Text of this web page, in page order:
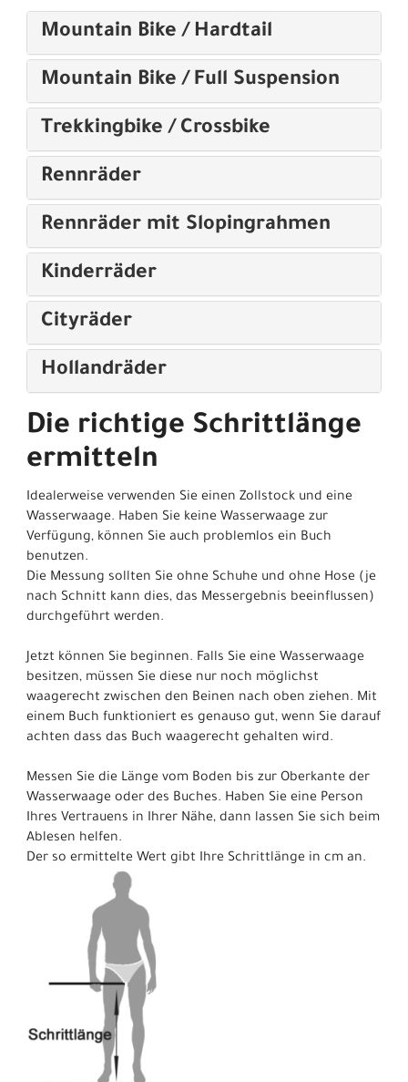
Mountain Bike / Hardtail
Mountain Bike / Full Suspension
Trekkingbike / Crossbike
Rennräder
Rennräder mit Slopingrahmen
Kinderräder
Cityräder
Hollandräder
Die richtige Schrittlänge
ermitteln
Idealerweise verwenden Sie einen Zollstock und eine
Wasserwaage. Haben Sie keine Wasserwaage zur
Verfügung, können Sie auch problemlos ein Buch
benutzen.
Die Messung sollten Sie ohne Schuhe und ohne Hose (je
nach Schnitt kann dies, das Messergebnis beeinflussen)
durchgeführt werden.
Jetzt können Sie beginnen. Falls Sie eine Wasserwaage
besitzen, müssen Sie diese nur noch möglichst
waagerecht zwischen den Beinen nach oben ziehen. Mit
einem Buch funktioniert es genauso gut, wenn Sie darauf
achten dass das Buch waagerecht gehalten wird.
Messen Sie die Länge vom Boden bis zur Oberkante der
Wasserwaage oder des Buches. Haben Sie eine Person
Ihres Vertrauens in Ihrer Nähe, dann lassen Sie sich beim
Ablesen helfen.
Der so ermittelte Wert gibt Ihre Schrittlänge in cm an.